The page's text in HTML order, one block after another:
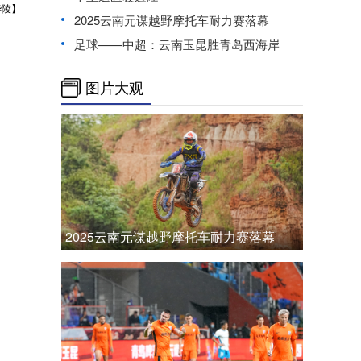
】
2025云南元谋越野摩托车耐力赛落幕
足球——中超：云南玉昆胜青岛西海岸
图片大观
2025云南元谋越野摩托车耐力赛落幕